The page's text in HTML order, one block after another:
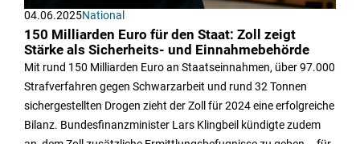
04.06.2025National
150 Milliarden Euro für den Staat: Zoll zeigt
Stärke als Sicherheits- und Einnahmebehörde
Mit rund 150 Milliarden Euro an Staatseinnahmen, über 97.000
Strafverfahren gegen Schwarzarbeit und rund 32 Tonnen
sichergestellten Drogen zieht der Zoll für 2024 eine erfolgreiche
Bilanz. Bundesfinanzminister Lars Klingbeil kündigte zudem